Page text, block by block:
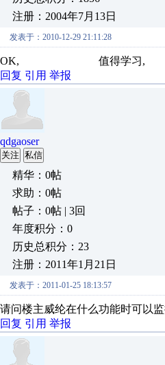
注册：2004年7月13日
发表于：2010-12-29 21:11:28
OK, 值得学习,
回复 引用 举报
qdgaoser
关注 私信
精华：0帖
求助：0帖
帖子：0帖 | 3回
年度积分：0
历史总积分：23
注册：2011年1月21日
发表于：2011-01-25 18:13:57
请问楼主威纶在什么功能时可以
回复 引用 举报